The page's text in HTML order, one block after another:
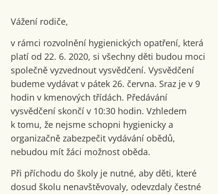
Vážení rodiče,
v rámci rozvolnění hygienických opatření, která
platí od 22. 6. 2020, si všechny děti budou moci
společně vyzvednout vysvědčení. Vysvědčení
budeme vydávat v pátek 26. června. Sraz je v 9
hodin v kmenových třídách. Předávání
vysvědčení skončí v 10:30 hodin. Vzhledem
k tomu, že nejsme schopni hygienicky a
organizačně zabezpečit vydávání obědů,
nebudou mít žáci možnost oběda.
Při příchodu do školy je nutné, aby děti, které
dosud školu nenavštěvovaly, odevzdaly čestné